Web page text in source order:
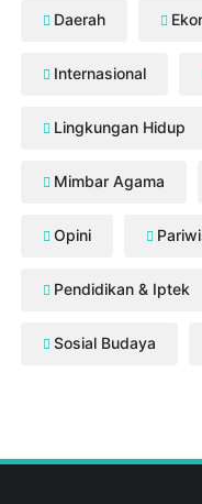
Daerah
Internasional
Lingkungan Hidup
Mimbar Agama
Opini
Pendidikan & Iptek
Sosial Budaya